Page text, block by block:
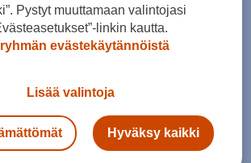
Pystyt muuttamaan valintojasi
linkin kautta.
evästekäytännöistä
Lisää valintoja
Hyväksy kaikki